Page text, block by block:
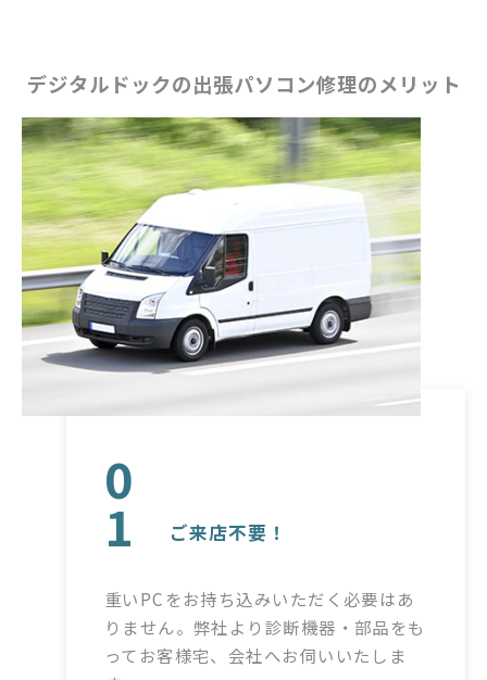
デジタルドックの出張パソコン修理のメリット
0
1 ご来店不要！
重いPCをお持ち込みいただく必要はあ
りません。弊社より診断機器・部品をも
ってお客様宅、会社へお伺いいたしま